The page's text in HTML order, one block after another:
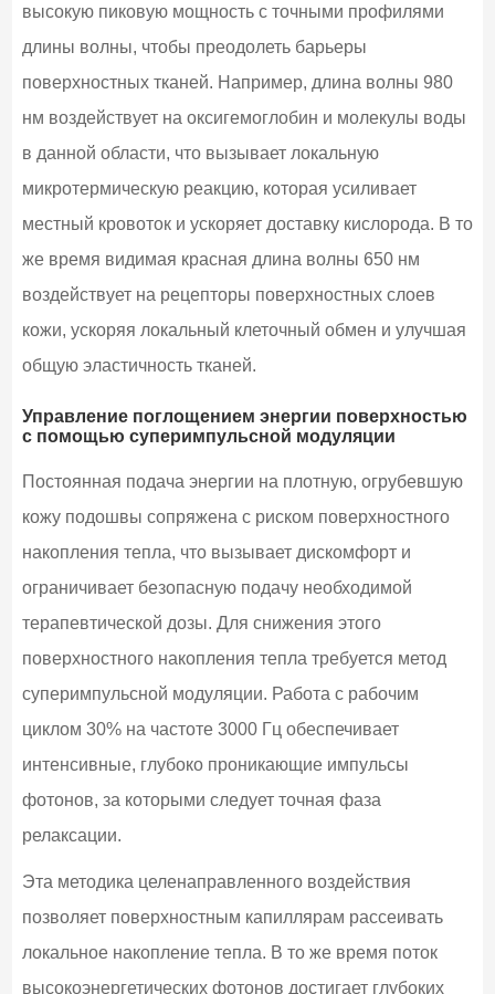
высокую пиковую мощность с точными профилями
длины волны, чтобы преодолеть барьеры
поверхностных тканей. Например, длина волны 980
нм воздействует на оксигемоглобин и молекулы воды
в данной области, что вызывает локальную
микротермическую реакцию, которая усиливает
местный кровоток и ускоряет доставку кислорода. В то
же время видимая красная длина волны 650 нм
воздействует на рецепторы поверхностных слоев
кожи, ускоряя локальный клеточный обмен и улучшая
общую эластичность тканей.
Управление поглощением энергии поверхностью
с помощью суперимпульсной модуляции
Постоянная подача энергии на плотную, огрубевшую
кожу подошвы сопряжена с риском поверхностного
накопления тепла, что вызывает дискомфорт и
ограничивает безопасную подачу необходимой
терапевтической дозы. Для снижения этого
поверхностного накопления тепла требуется метод
суперимпульсной модуляции. Работа с рабочим
циклом 30% на частоте 3000 Гц обеспечивает
интенсивные, глубоко проникающие импульсы
фотонов, за которыми следует точная фаза
релаксации.
Эта методика целенаправленного воздействия
позволяет поверхностным капиллярам рассеивать
локальное накопление тепла. В то же время поток
высокоэнергетических фотонов достигает глубоких